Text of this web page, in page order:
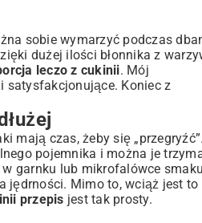
sobie wymarzyć podczas
dużej ilości błonnika z
leczo z cukinii. Mój
satysfakcjonujące. Koniec z
mają czas, żeby się „przegryźć”.
pojemnika i można je
garnku lub mikrofalówce
jędrności. Mimo to, wciąż jest to
przepis jest tak prosty.